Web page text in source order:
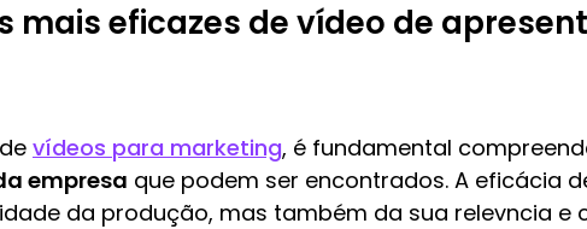
mais eficazes de vídeo de
vídeos para marketing, é fundamental
empresa que podem ser encontrados. A eficácia
da produção, mas também da sua relevncia e